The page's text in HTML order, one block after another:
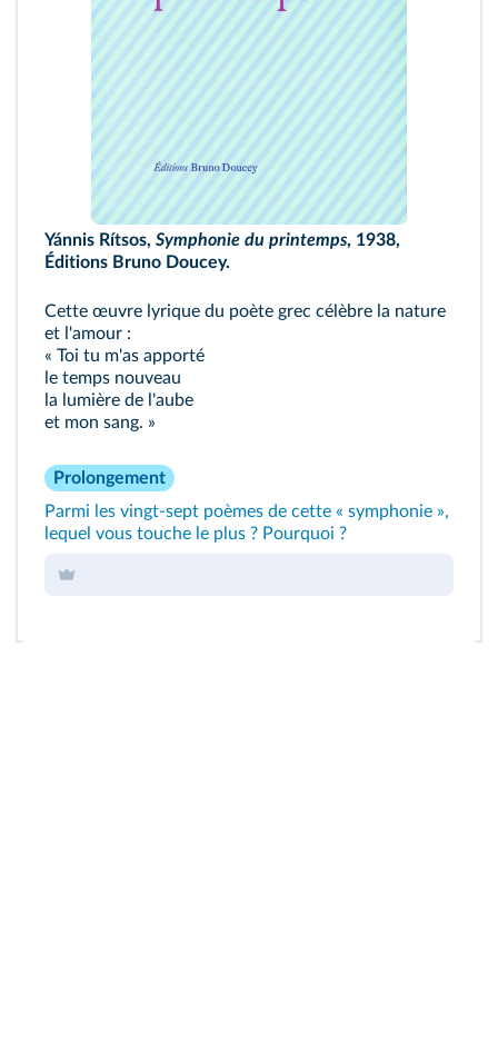
Yánnis Rítsos, Symphonie du printemps, 1938,
Éditions Bruno Doucey.
Cette œuvre lyrique du poète grec célèbre la nature
et l'amour :
« Toi tu m'as apporté
le temps nouveau
la lumière de l'aube
et mon sang. »
Prolongement
Parmi les vingt-sept poèmes de cette « symphonie »,
lequel vous touche le plus ? Pourquoi ?